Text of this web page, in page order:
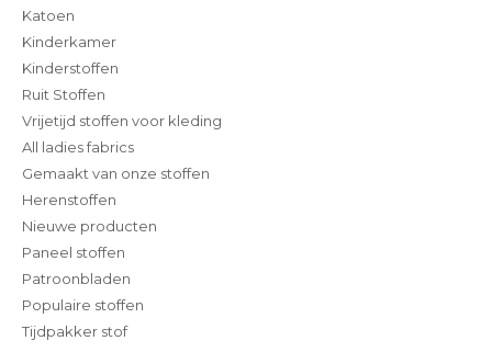
Katoen
Kinderkamer
Kinderstoffen
Ruit Stoffen
Vrijetijd stoffen voor kleding
All ladies fabrics
Gemaakt van onze stoffen
Herenstoffen
Nieuwe producten
Paneel stoffen
Patroonbladen
Populaire stoffen
Tijdpakker stof